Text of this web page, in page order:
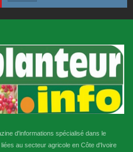
d'informations spécialisé dans le
au secteur agricole en Côte d'Ivoire